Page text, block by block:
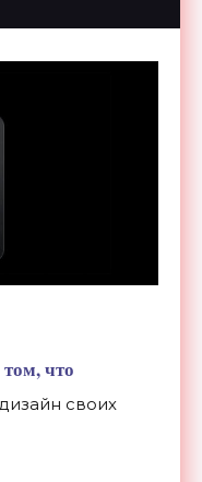
том, что
своих